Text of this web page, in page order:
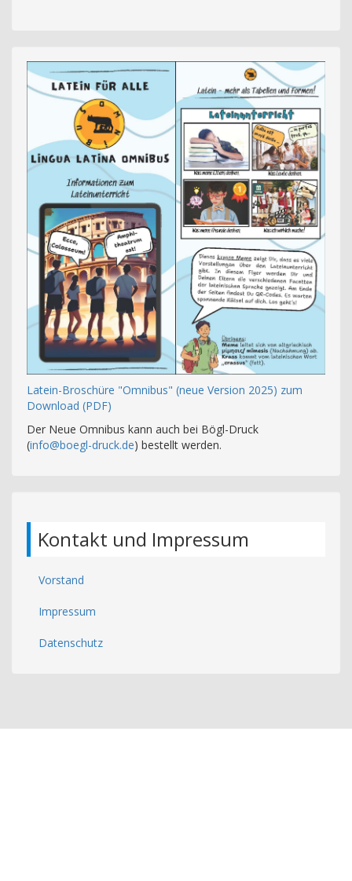
Latein-Broschüre "Omnibus" (neue Version 2025) zum
Download (PDF)
Der Neue Omnibus kann auch bei Bögl-Druck
(info@boegl-druck.de) bestellt werden.
Kontakt und Impressum
Vorstand
Impressum
Datenschutz